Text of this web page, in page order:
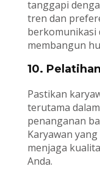
tanggapi
tren dan
berkomunikasi
membangun
10.
Pastikan
terutama
penanganan
Karyawan
menjaga
Anda.